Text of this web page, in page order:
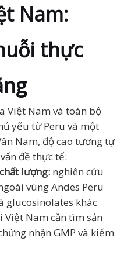
Nam:
thực
Việt Nam và toàn bộ
yếu từ Peru và một
Nam, độ cao tương tự
đề thực tế:
lượng: nghiên cứu
vùng Andes Peru
glucosinolates khác
Nam cần tìm sản
nhận GMP và kiểm